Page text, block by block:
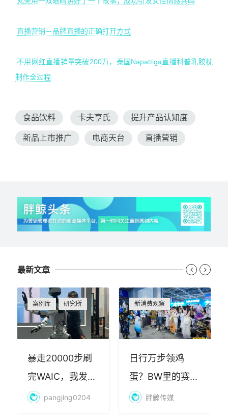
直播营销－品牌直播的正确打开方式
不用网红直播销量突破200万，泰国Napattiga直播科普乳胶枕
制作全过程
食品饮料 卡夫亨氏 提升产品认知度
新品上市推广 电商天台 直播营销
最新文章
案例库 研究所
暴走20000步刷
完WAIC，我发现
AI最赚钱的不是
pangjing0204
新消费观察
日行万步领鸡
蛋？BW里的赛博
朝圣，藏着品牌
胖鲸传媒
 